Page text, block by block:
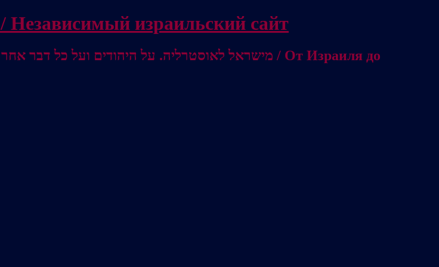
Independent Israeli site / אתר ישראלי עצמאי / Независимый израильский сайт